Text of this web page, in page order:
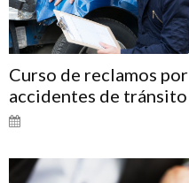
Curso de reclamos por
accidentes de tránsito